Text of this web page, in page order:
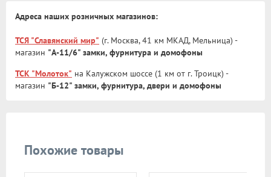
Адреса наших розничных магазинов:
ТСЯ "Славянский мир" (г. Москва, 41 км МКАД, Мельница) -
магазин "А-11/6" замки, фурнитура и домофоны
ТСК "Молоток" на Калужском шоссе (1 км от г. Троицк) -
магазин "Б-12" замки, фурнитура, двери и домофоны
Похожие товары